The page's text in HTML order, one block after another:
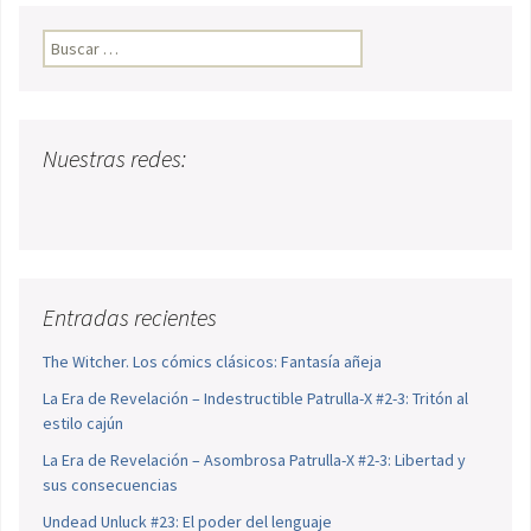
Buscar:
Nuestras redes:
Entradas recientes
The Witcher. Los cómics clásicos: Fantasía añeja
La Era de Revelación – Indestructible Patrulla-X #2-3: Tritón al
estilo cajún
La Era de Revelación – Asombrosa Patrulla-X #2-3: Libertad y
sus consecuencias
Undead Unluck #23: El poder del lenguaje